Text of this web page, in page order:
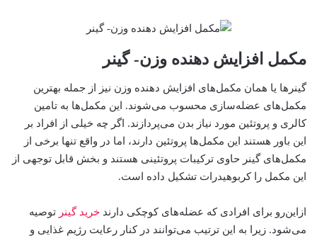
مکمل افزایش دهنده وزن- گینر
گینرها یا همان مکمل‌های افزایش دهنده وزن نیز از جمله بهترین
مکمل‌های عضله‌سازی محسوب‌ می‌شوند. این مکمل‌ها به تامین
کالری و پروتئین مورد نیاز بدن‌ می‌پردازند. اگر چه خیلی از افراد بر
این باور هستند این مکمل‌ها پروتئین دارند، اما در واقع تنها برخی از
مکمل‌های گینر حاوی ترکیبات پروتئینی هستند و بخش قابل توجهی از
این مکمل را کربوهیدرات تشکیل داده است.
ازاین‌رو‌ برای افرادی که عضله‌های کوچکی دارند خرید گینر توصیه
می‌شود. زیرا به این ترتیب‌ می‌توانند در کنار رعایت رژیم غذایی و